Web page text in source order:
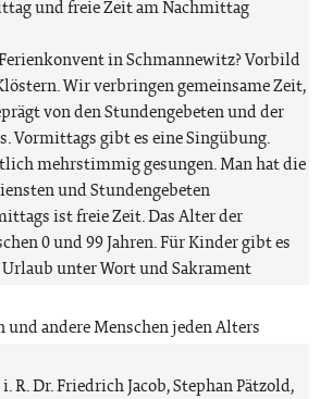
und freie Zeit am Nachmittag
in Schmannewitz? Vorbild
Wir verbringen gemeinsame Zeit,
von den Stundengebeten und der
Vormittags gibt es eine Singübung.
mehrstimmig gesungen. Man hat die
und Stundengebeten
ist freie Zeit. Das Alter der
0 und 99 Jahren. Für Kinder gibt es
unter Wort und Sakrament
andere Menschen jeden Alters
R. Dr. Friedrich Jacob, Stephan Pätzold,